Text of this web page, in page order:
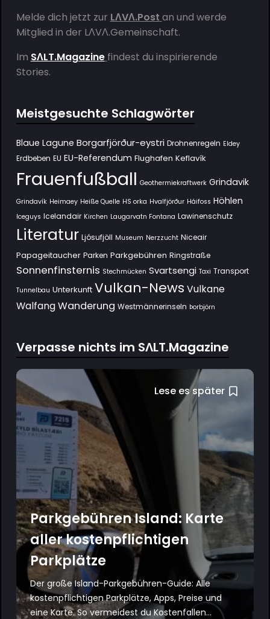
Melde dich jetzt zur LΛVΛ.Post an und werde
Mitglied in der LΛVΛ.Gemeinschaft.
Im SΛLT.Magazine findest du inspirierende
Stories.
Meistgesuchte Schlagwörter
Blaue Lagune Borgarfjörður-eystri Drohnenregeln Eldey
Erdbeben EU EU-Referendum Flughafen Keflavík
Frauenfußball Geothermiekraftwerk Grindavik
Grindavík Heimaey Heiße Quelle HS orka Hvalfjörður Háifoss Höhlen
Iceguys Icelandair Kirchen Laugarvatn Fontana Lawinenschutz
Literatur Ljósufjöll Museum Nerzzucht Niceair
Papageitaucher Parken Parkgebühren Ringstraße
Sonnenfinsternis Stechmücken Svartsengi Taxi Transport
Tunnelbau Unterkunft Vulkan-News Vulkane
Walfang Wanderung Westmännerinseln Þorbjörn
Verpasse nichts im SΛLT.Magazine
Lese es später
Parkgebühren Island: Karte
aller kostenpflichtigen
Parkplätze
Der große Island-Parkgebühren-Guide: Alle
kostenpflichtigen Parkplätze, Apps, Preise und
eine Karte. So vermeidest du Kostenfallen...